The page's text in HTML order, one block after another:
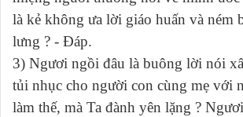
là kẻ không ưa lời giáo huấn và ném
lưng ? - Đáp.
3) Ngươi ngồi đâu là buông lời nói
tủi nhục cho người con cùng mẹ với
làm thế, mà Ta đành yên lặng ?